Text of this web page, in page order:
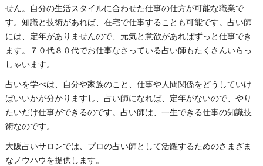
せん。自分の生活スタイルに合わせた仕事の仕方が可能な職業で
す。知識と技術があれば、在宅で仕事することも可能です。占い師
には、定年がありませんので、元気と意欲があればずっと仕事でき
ます。７０代８０代でお仕事なさっている占い師もたくさんいらっ
しゃいます。
占いを学べは、自分や家族のこと、仕事や人間関係をどうしていけ
ばいいかが分かりますし、占い師になれば、定年がないので、やり
たいだけ仕事ができるのです。占い師は、一生できる仕事の知識技
術なのです。
大阪占いサロンでは、プロの占い師として活躍するためのさまざま
なノウハウを提供します。